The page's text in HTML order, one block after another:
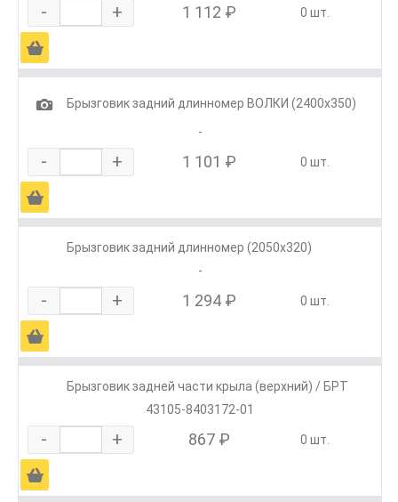
- + 1 112 ₽ 0 шт.
Ä
1
Брызговик задний длинномер ВОЛКИ (2400х350)
-
- + 1 101 ₽ 0 шт.
Ä
Брызговик задний длинномер (2050х320)
-
- + 1 294 ₽ 0 шт.
Ä
Брызговик задней части крыла (верхний) / БРТ
43105-8403172-01
- + 867 ₽ 0 шт.
Ä